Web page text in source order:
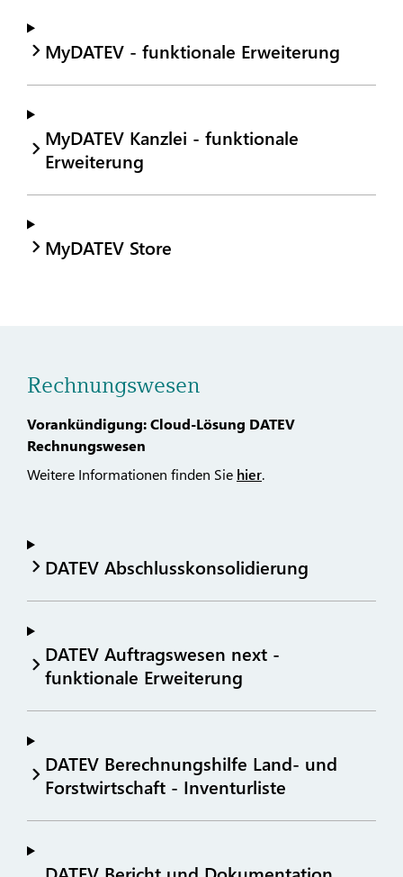
MyDATEV - funktionale Erweiterung
MyDATEV Kanzlei - funktionale
Erweiterung
MyDATEV Store
Rechnungswesen
Vorankündigung: Cloud-Lösung DATEV
Rechnungswesen
Weitere Informationen finden Sie hier.
DATEV Abschlusskonsolidierung
DATEV Auftragswesen next -
funktionale Erweiterung
DATEV Berechnungshilfe Land- und
Forstwirtschaft - Inventurliste